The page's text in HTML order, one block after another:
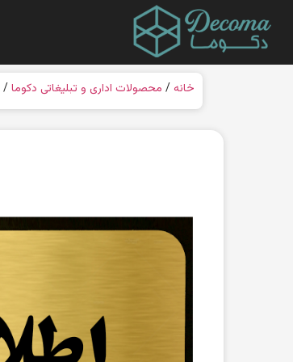
خانه / محصولات اداری و تبلیغاتی دکوما/